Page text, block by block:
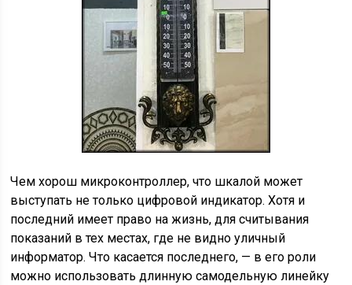
Чем хорош микроконтроллер, что шкалой может
выступать не только цифровой индикатор. Хотя и
последний имеет право на жизнь, для считывания
показаний в тех местах, где не видно уличный
информатор. Что касается последнего, — в его роли
можно использовать длинную самодельную линейку